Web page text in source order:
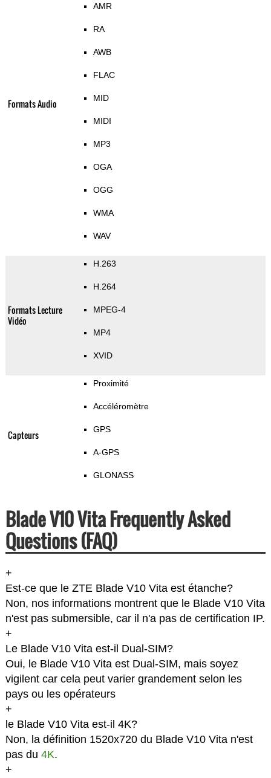
Formats Audio
AMR
RA
AWB
FLAC
MID
MIDI
MP3
OGA
OGG
WMA
WAV
Formats Lecture
Vidéo
H.263
H.264
MPEG-4
MP4
XVID
Capteurs
Proximité
Accéléromètre
GPS
A-GPS
GLONASS
Blade V10 Vita Frequently Asked
Questions (FAQ)
+
Est-ce que le ZTE Blade V10 Vita est étanche?
Non, nos informations montrent que le Blade V10 Vita
n'est pas submersible, car il n'a pas de certification IP.
+
Le Blade V10 Vita est-il Dual-SIM?
Oui, le Blade V10 Vita est Dual-SIM, mais soyez
vigilent car cela peut varier grandement selon les
pays ou les opérateurs
+
le Blade V10 Vita est-il 4K?
Non, la définition 1520x720 du Blade V10 Vita n'est
pas du 4K.
+